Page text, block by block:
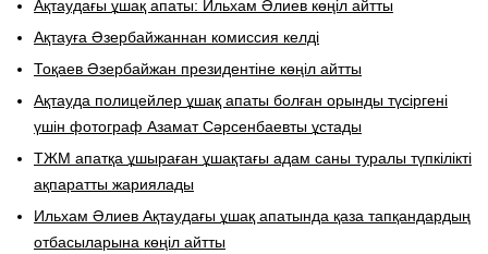
Ақтаудағы ұшақ апаты: Ильхам Әлиев көңіл айтты
Ақтауға Әзербайжаннан комиссия келді
Тоқаев Әзербайжан президентіне көңіл айтты
Ақтауда полицейлер ұшақ апаты болған орынды түсіргені
үшін фотограф Азамат Сәрсенбаевты ұстады
ТЖМ апатқа ұшыраған ұшақтағы адам саны туралы түпкілікті
ақпаратты жариялады
Ильхам Әлиев Ақтаудағы ұшақ апатында қаза тапқандардың
отбасыларына көңіл айтты